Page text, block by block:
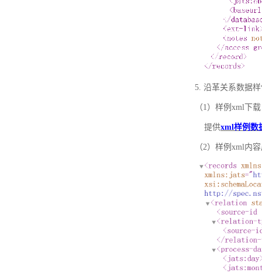
5. 沿革关系数据
（1）样例xml下载
提供xml样例数
（2）样例xml内